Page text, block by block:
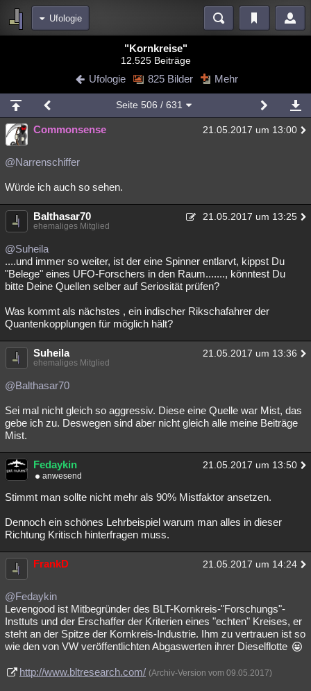
Ufologie
Blogs Videos
Chat Wiki Neuigkeiten
meine Rubriken
Menschen Wissenschaft Mystery Kriminalfälle
Spiritualität Verschwörungen
Natur Umfragen Unterhaltung
weitere Rubriken
Philosophie Träume
Astronomie Helpdesk Gruppen Gaming Filme
Musik Clash Verbesserungen Allmystery
Besucht Teilgenommen Alle
Lesenswert
"Kornkreise"
12.525 Beiträge
Ufologie 825 Bilder Mehr
Seite 506 / 631
Commonsense 21.05.2017 um 13:00
@Narrenschiffer
Würde ich auch so sehen.
Balthasar70 21.05.2017 um 13:25
ehemaliges Mitglied
@Suheila
....und immer so weiter, ist der eine Spinner entlarvt, kippst Du
"Belege" eines UFO-Forschers in den Raum......., könntest Du
bitte Deine Quellen selber auf Seriosität prüfen?
Was kommt als nächstes , ein indischer Rikschafahrer der
Quantenkopplungen für möglich hält?
Suheila 21.05.2017 um 13:36
ehemaliges Mitglied
@Balthasar70
Sei mal nicht gleich so aggressiv. Diese eine Quelle war Mist, das
gebe ich zu. Deswegen sind aber nicht gleich alle meine Beiträge
Mist.
Fedaykin 21.05.2017 um 13:50
anwesend
Stimmt man sollte nicht mehr als 90% Mistfaktor ansetzen.
Dennoch ein schönes Lehrbeispiel warum man alles in dieser
Richtung Kritisch hinterfragen muss.
FrankD 21.05.2017 um 14:24
@Fedaykin
Levengood ist Mitbegründer des BLT-Kornkreis-"Forschungs"-
Insttuts und der Erschaffer der Kriterien eines "echten" Kreises, er
steht an der Spitze der Kornkreis-Industrie. Ihm zu vertrauen ist so
wie den von VW veröffentlichten Abgaswerten ihrer Dieselflotte
http://www.bltresearch.com/ (Archiv-Version vom 09.05.2017)